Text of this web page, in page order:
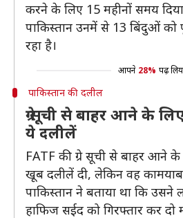
करने के लिए 15 महीनों समय
पाकिस्तान उनमें से 13 बिंदुओं को
रहा है।
आपने 28% पढ़
पाकिस्तान की दलील
ग्रे सूची से बाहर आने के
ये दलीलें
FATF की ग्रे सूची से बाहर आने के
खूब दलीलें दी, लेकिन वह कामयाब
पाकिस्तान ने बताया था कि
हाफिज सईद को गिरफ्तार कर दो